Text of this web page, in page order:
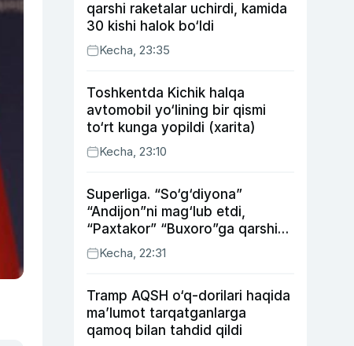
qarshi raketalar uchirdi, kamida
30 kishi halok bo‘ldi
Kecha, 23:35
Toshkentda Kichik halqa
avtomobil yo‘lining bir qismi
to‘rt kunga yopildi (xarita)
Kecha, 23:10
Superliga. “So‘g‘diyona”
“Andijon”ni mag‘lub etdi,
“Paxtakor” “Buxoro”ga qarshi
bahsda g‘alabani qo‘ldan
chiqardi
Kecha, 22:31
Tramp AQSH o‘q-dorilari haqida
ma’lumot tarqatganlarga
qamoq bilan tahdid qildi